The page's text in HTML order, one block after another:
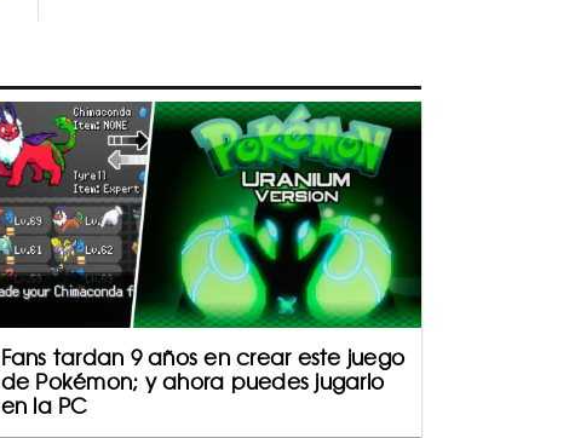
Fans tardan 9 años en crear este juego
de Pokémon; y ahora puedes jugarlo
en la PC